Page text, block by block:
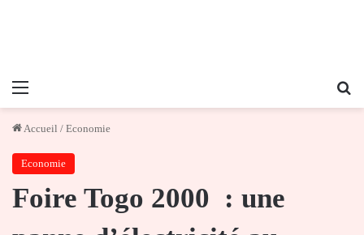
Menu
Accueil / Economie
Economie
Foire Togo 2000 : une